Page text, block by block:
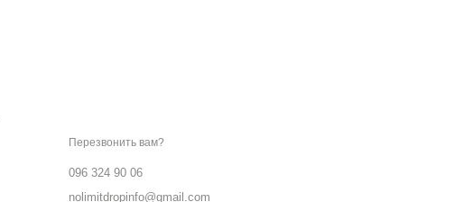
Перезвонить вам?
096 324 90 06
nolimitdropinfo@gmail.com